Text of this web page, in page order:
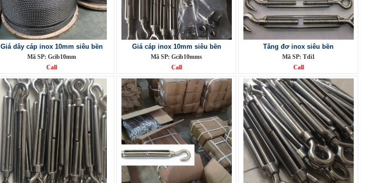
Giá dây cáp inox 10mm siêu bền
Mã SP: Gcib10mm
Call
Giá cáp inox 10mm siêu bền
Mã SP: Gcib10mms
Call
Tăng đơ inox siêu bền
Mã SP: Tdi1
Call